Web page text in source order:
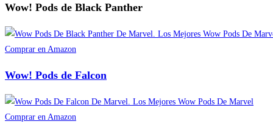
Wow! Pods de Black Panther
Comprar en Amazon
Wow! Pods de Falcon
Comprar en Amazon